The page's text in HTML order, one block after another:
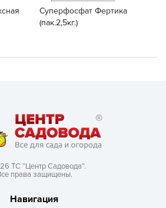
Суперфосфат Фертика
(пак.2,5кг.)
ТС “Центр Садовода”.
права защищены.
Навигация